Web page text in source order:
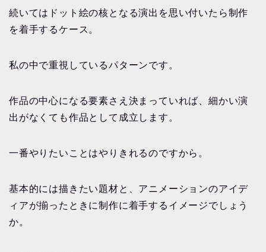
続いてはドット絵の核となる演出を思い付いたら制作
を着手するケース。
私の中で重視しているパターンです。
作品の中心になる要素さえ決まっていれば、細かい演
出がなくても作品として成立します。
一番やりたいことはやりきれるのですから。
基本的には描きたい題材と、アニメーションのアイデ
ィアが揃ったときに制作に着手するイメージでしょう
か。